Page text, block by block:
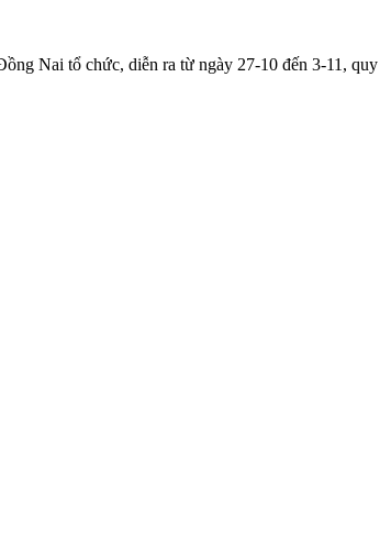
Nai tổ chức, diễn ra từ ngày 27-10 đến 3-11, quy